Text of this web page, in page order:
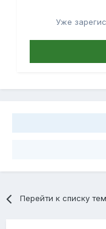
Уже
Перейти к списку тем